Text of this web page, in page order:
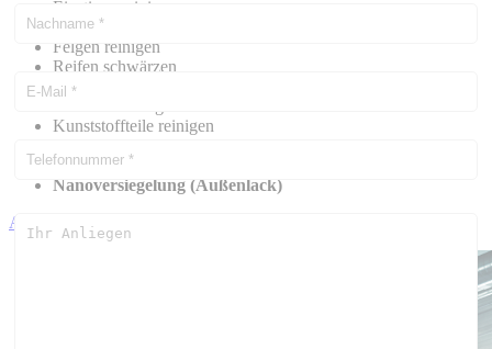
Einstiege reinigen
Fenster reinigen
Felgen reinigen
Reifen schwärzen
Fußmatten saugen
Kunststoffteile reinigen
Fahrzeugpolitur (3 Stufen Politur)
Nanoversiegelung (Außenlack)
Anfrage versenden